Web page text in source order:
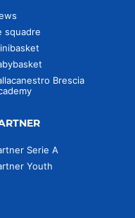
squadre
Brescia
Serie A
Youth